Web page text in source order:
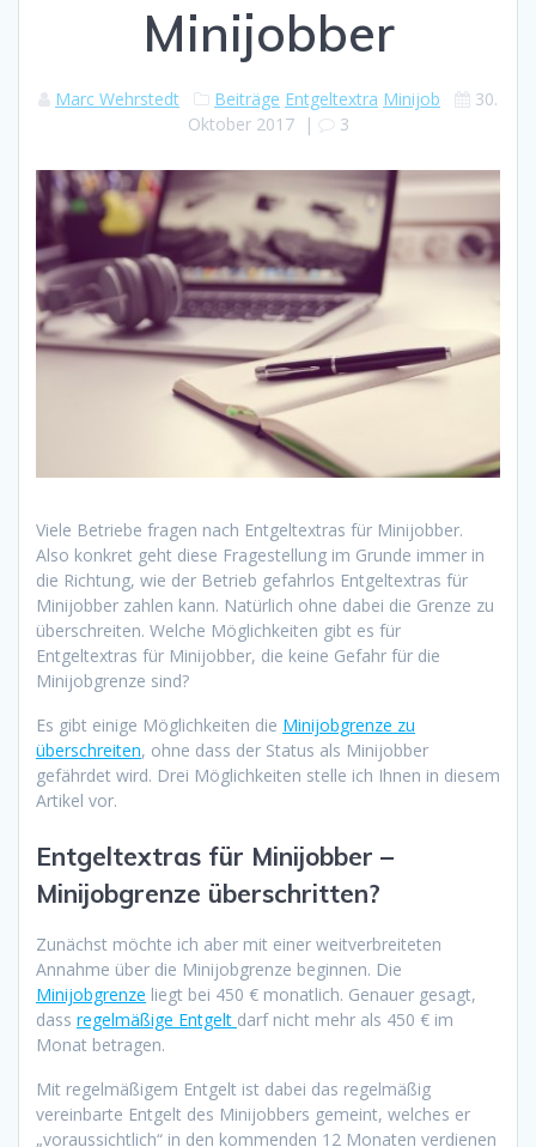
Minijobber
Marc Wehrstedt Beiträge Entgeltextra Minijob
30.
Oktober 2017| 3
Viele Betriebe fragen nach Entgeltextras für Minijobber.
Also konkret geht diese Fragestellung im Grunde immer in
die Richtung, wie der Betrieb gefahrlos Entgeltextras für
Minijobber zahlen kann. Natürlich ohne dabei die Grenze zu
überschreiten. Welche Möglichkeiten gibt es für
Entgeltextras für Minijobber, die keine Gefahr für die
Minijobgrenze sind?
Es gibt einige Möglichkeiten die Minijobgrenze zu
überschreiten, ohne dass der Status als Minijobber
gefährdet wird. Drei Möglichkeiten stelle ich Ihnen in diesem
Artikel vor.
Entgeltextras für Minijobber –
Minijobgrenze überschritten?
Zunächst möchte ich aber mit einer weitverbreiteten
Annahme über die Minijobgrenze beginnen. Die
Minijobgrenze liegt bei 450 € monatlich. Genauer gesagt,
dass regelmäßige Entgelt darf nicht mehr als 450 € im
Monat betragen.
Mit regelmäßigem Entgelt ist dabei das regelmäßig
vereinbarte Entgelt des Minijobbers gemeint, welches er
„voraussichtlich“ in den kommenden 12 Monaten verdienen